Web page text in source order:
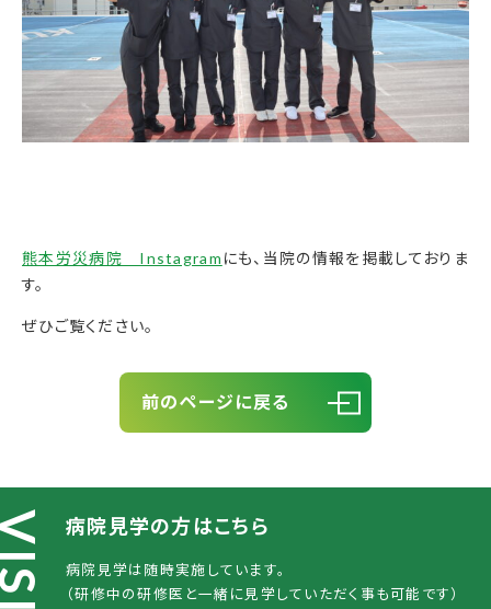
熊本労災病院 Instagram にも、当院の情報を掲載しておりま
す。
ぜひご覧ください。
前のページに戻る
病院見学の方はこちら
病院見学は随時実施しています。
（研修中の研修医と一緒に見学していただく事も可能です）